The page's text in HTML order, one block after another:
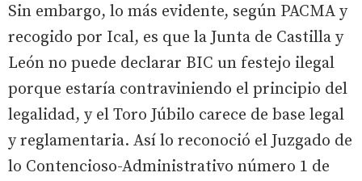
Sin embargo, lo más evidente, según PACMA y
recogido por Ical, es que la Junta de Castilla y
León no puede declarar BIC un festejo ilegal
porque estaría contraviniendo el principio del
legalidad, y el Toro Júbilo carece de base legal
y reglamentaria. Así lo reconoció el Juzgado de
lo Contencioso-Administrativo número 1 de